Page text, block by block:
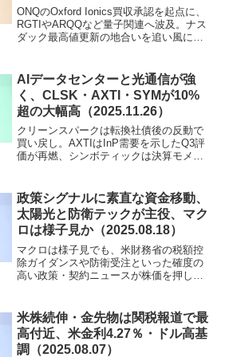
ONQのOxford Ionics買収承認を起点に、
RGTIやARQQなど量子関連へ波及。ナス
ダック最高値更新の地合いを追い風に。
はElectron70機目成功で注目。週末を前
にテーマ横断で資金が拡散。
AIデータセンターと光通信が強
く、CLSK・AXTI・SYMが10%
超の大幅高（2025.11.26）
クリーンスパークは転換社債後の反動で
買い戻し。AXTIはInP需要を示したQ3評
価が再燃、シンボティックは決算モメン
のQ4売上見通し下振れ、アンバレラの粗
利率59–60.5%ガイダンス、ニュータニッ
クスとゼットスケーラーの弱い来期見通
しが重石。
政策シグナルに素直な資金移動、
太陽光と防衛テックが主役、マク
ロは様子見か（2025.08.18）
マクロは様子見でも、米財務省の税額控
除ガイダンスや防衛受注といった確度の
高い政策・契約ニュースが株価を押し上
米株続伸・金先物は関税報道で最
高付近、米金利4.27％・ドル高基
調（2025.08.07）